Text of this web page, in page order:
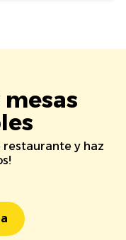
restaurante y haz